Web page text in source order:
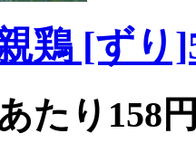
鶏 [ずり
たり158